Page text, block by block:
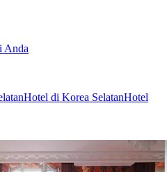
Anda
Hotel di Korea SelatanHotel